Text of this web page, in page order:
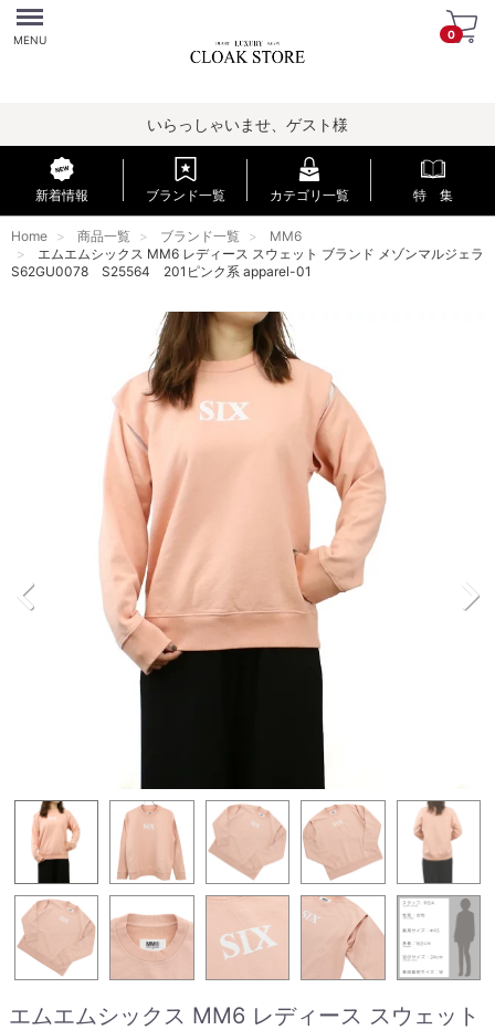
Menu
MENU 0
いらっしゃいませ、ゲスト様
新着情報 ブランド一覧 カテゴリ一覧 特 集
Home 商品一覧 ブランド一覧
MM6
エムエムシックス MM6 レディース スウェット ブランド メゾンマルジェラ
S62GU0078 S25564 201ピンク系 apparel-01
エムエムシックス MM6 レディース スウェット